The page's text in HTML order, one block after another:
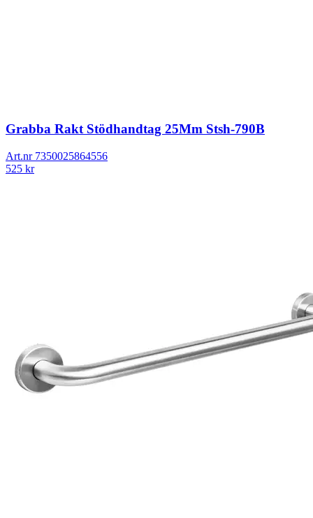
Grabba Rakt Stödhandtag 25Mm Stsh-790B
Art.nr 7350025864556
525 kr